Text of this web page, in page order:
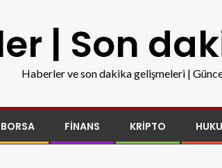
| Son
Haberler ve son dakika gelişmeleri |
BORSA FINANS KRIPTO